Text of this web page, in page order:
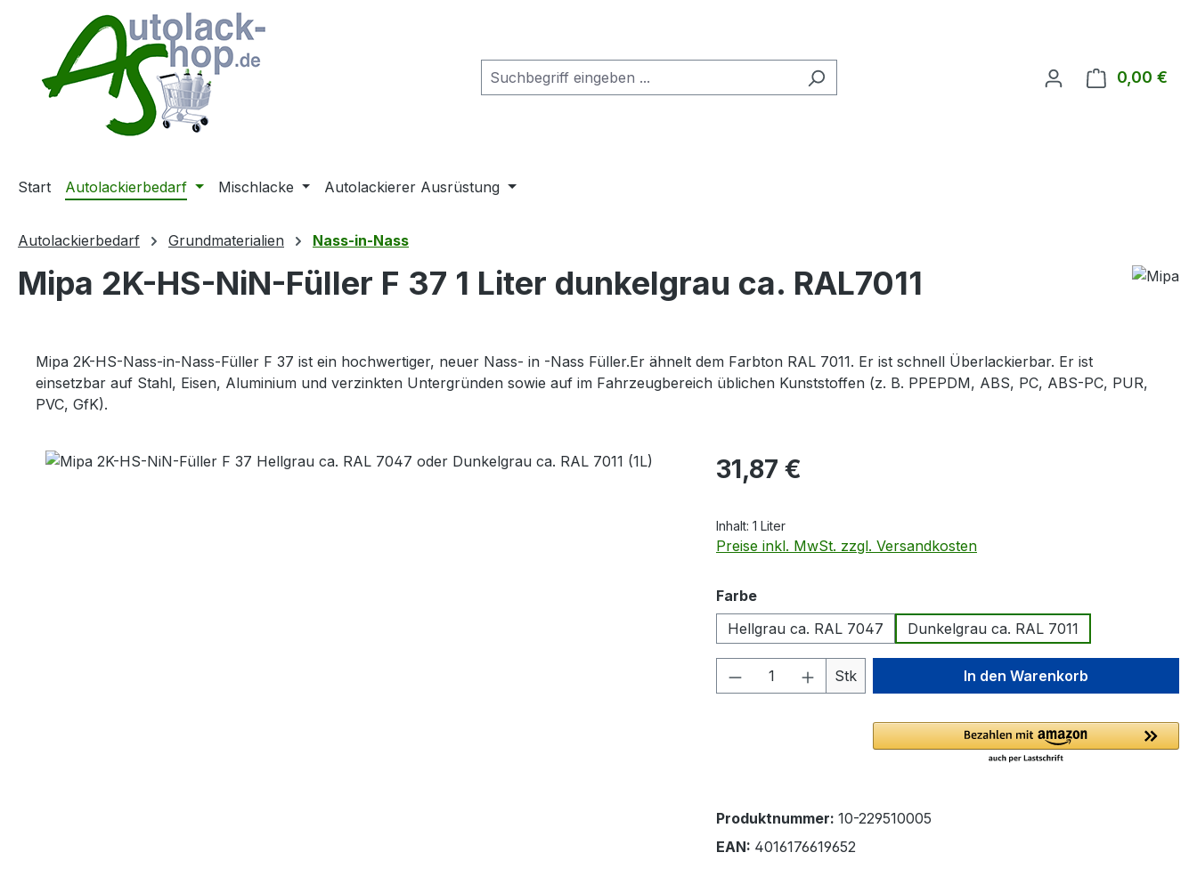
Hauptinhalt springen
Zur Suche springen
Zur Hauptnavigation springen
0,00 €
Start Autolackierbedarf Mischlacke Autolackierer Ausrüstung
Autolackierbedarf Grundmaterialien Nass-in-Nass
Mipa 2K-HS-NiN-Füller F 37 1 Liter dunkelgrau ca. RAL7011
Mipa 2K-HS-Nass-in-Nass-Füller F 37 ist ein hochwertiger, neuer Nass- in -Nass Füller.Er ähnelt dem Farbton RAL 7011. Er ist schnell Überlackierbar. Er ist
einsetzbar auf Stahl, Eisen, Aluminium und verzinkten Untergründen sowie auf im Fahrzeugbereich üblichen Kunststoffen (z. B. PPEPDM, ABS, PC, ABS-PC, PUR,
PVC, GfK).
Bildergalerie überspringen Regulärer Preis:
31,87 €
Inhalt: 1 Liter
Preise inkl. MwSt. zzgl. Versandkosten
Farbeauswählen
Hellgrau ca. RAL 7047
Dunkelgrau ca. RAL 7011
Produkt Anzahl: Gib den gewünschten Wert
Stk In den Warenkorb
Produktnummer: 10-229510005
EAN: 4016176619652